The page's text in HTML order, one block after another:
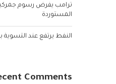
المستوردة
النفط يرتفع عند التسوية بنحو 1.5% مع
Comments